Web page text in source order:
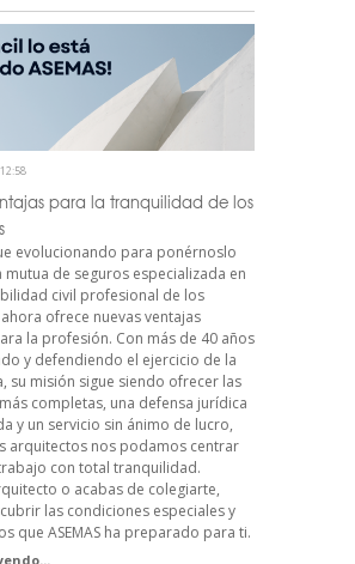
para la tranquilidad de los
evolucionando para ponérnoslo
mutua de seguros especializada en
civil profesional de los
ofrece nuevas ventajas
la profesión. Con más de 40 años
y defendiendo el ejercicio de la
su misión sigue siendo ofrecer las
completas, una defensa jurídica
y un servicio sin ánimo de lucro,
arquitectos nos podamos centrar
con total tranquilidad.
o acabas de colegiarte,
las condiciones especiales y
que ASEMAS ha preparado para ti.